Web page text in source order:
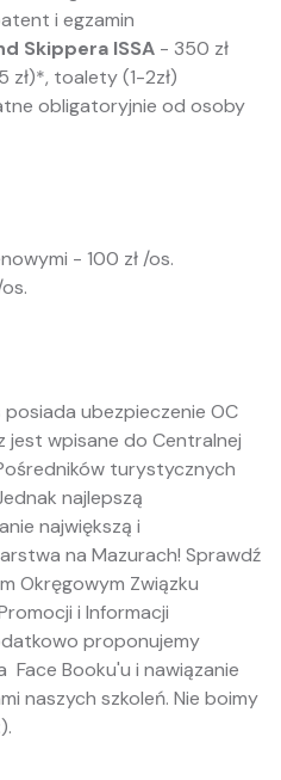
i egzamin
Skippera ISSA - 350 zł
toalety (1-2zł)
obligatoryjnie od osoby
- 100 zł /os.
posiada ubezpieczenie OC
wpisane do Centralnej
turystycznych
najlepszą
największą i
na Mazurach! Sprawdź
Okręgowym Związku
i Informacji
proponujemy
Booku'u i nawiązanie
naszych szkoleń. Nie boimy